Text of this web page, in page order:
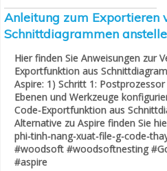
Anleitung zum Exportieren
Schnittdiagrammen
Hier finden Sie Anweisungen zur
Exportfunktion aus
Aspire: 1) Schritt 1:
Ebenen und Werkzeuge
Code-Exportfunktion aus
Alternative zu Aspire finden Sie
phi-tinh-nang-xuat-file-g-code-
#woodsoft #woodsoftnesting
#aspire